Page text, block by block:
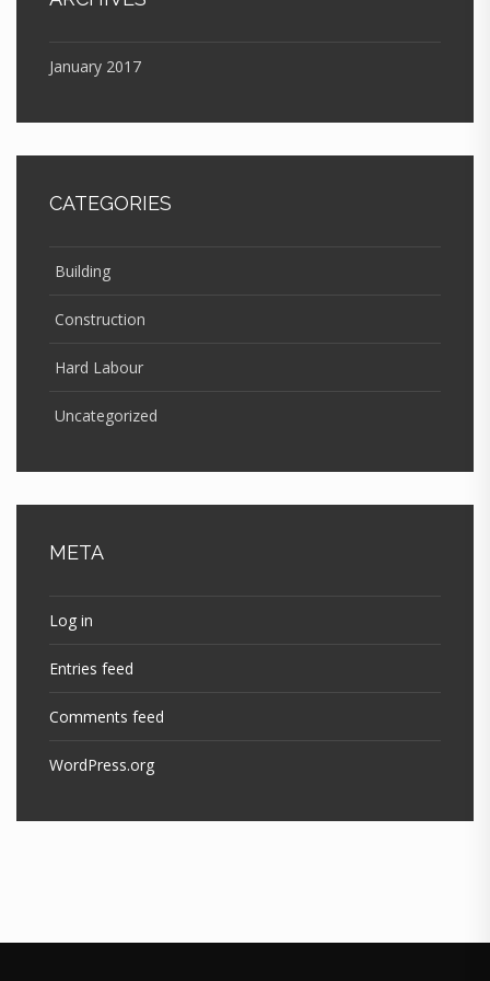
January 2017
CATEGORIES
Building
Construction
Hard Labour
Uncategorized
META
Log in
Entries feed
Comments feed
WordPress.org